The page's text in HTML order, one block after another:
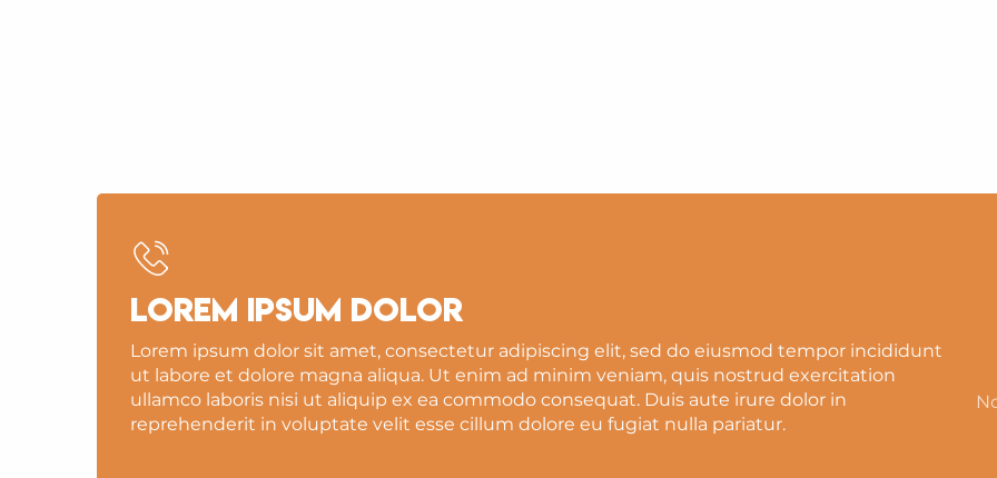
Lorem ipsum dolor
Lorem ipsum dolor sit amet, consectetur adipiscing elit, sed do eiusmod tempor incididunt
ut labore et dolore magna aliqua. Ut enim ad minim veniam, quis nostrud exercitation
ullamco laboris nisi ut aliquip ex ea commodo consequat. Duis aute irure dolor in
reprehenderit in voluptate velit esse cillum dolore eu fugiat nulla pariatur.